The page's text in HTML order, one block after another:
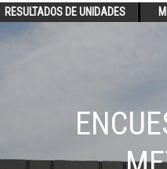
RESULTADOS DE UNIDADES